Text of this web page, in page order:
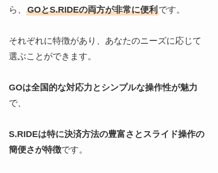
ら、 GOとS.RIDEの両方が非常に便利です。
それぞれに特徴があり、あなたのニーズに応じて
選ぶことができます。
GOは全国的な対応力とシンプルな操作性が魅力
で、
S.RIDEは特に決済方法の豊富さとスライド操作の
簡便さが特徴です。